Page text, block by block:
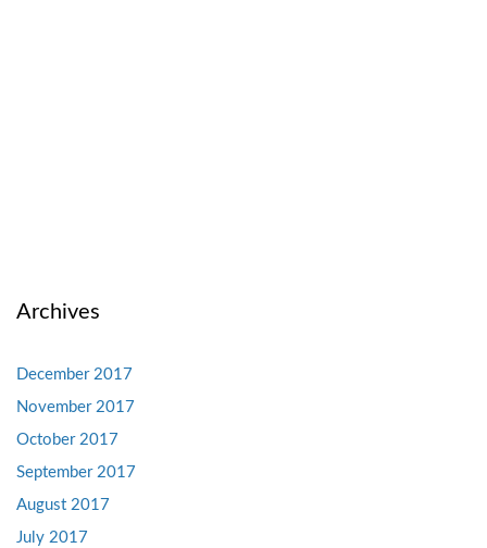
Archives
December 2017
November 2017
October 2017
September 2017
August 2017
July 2017